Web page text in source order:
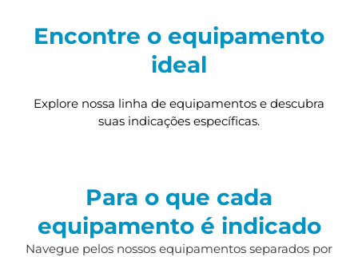
Encontre o equipamento
ideal
Explore nossa linha de equipamentos e descubra
suas indicações específicas.
Para o que cada
equipamento é indicado
Navegue pelos nossos equipamentos separados por